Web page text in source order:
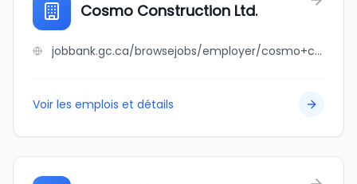
Cosmo Construction Ltd.
jobbank.gc.ca/browsejobs/employer/cosmo+construction+ltd./ca
Voir les emplois et détails